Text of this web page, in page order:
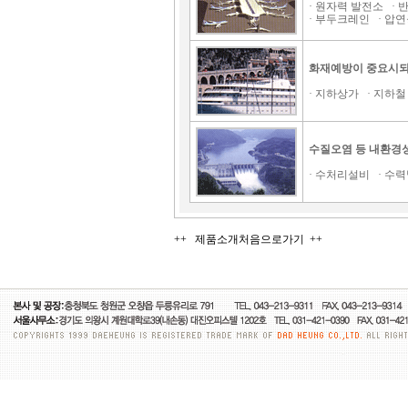
· 원자력 발전소 ·
· 부두크레인 · 압
화재예방이 중요시
· 지하상가 · 지하
수질오염 등 내환경
· 수처리설비 · 수
++ 제품소개처음으로가기 ++